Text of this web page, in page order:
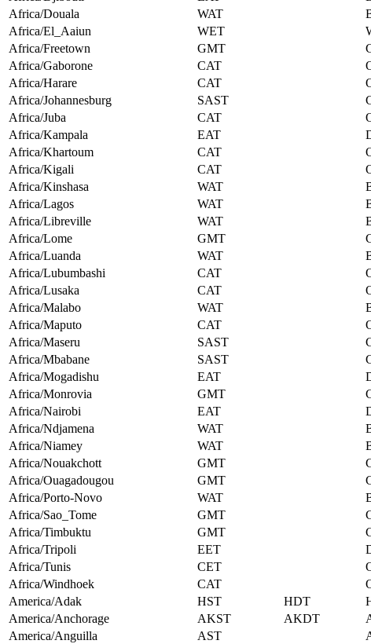
Africa/Douala
WAT
Africa/El_Aaiun
WET
Africa/Freetown
GMT
Africa/Gaborone
CAT
Africa/Harare
CAT
Africa/Johannesburg
SAST
Africa/Juba
CAT
Africa/Kampala
EAT
Africa/Khartoum
CAT
Africa/Kigali
CAT
Africa/Kinshasa
WAT
Africa/Lagos
WAT
Africa/Libreville
WAT
Africa/Lome
GMT
Africa/Luanda
WAT
Africa/Lubumbashi
CAT
Africa/Lusaka
CAT
Africa/Malabo
WAT
Africa/Maputo
CAT
Africa/Maseru
SAST
Africa/Mbabane
SAST
Africa/Mogadishu
EAT
Africa/Monrovia
GMT
Africa/Nairobi
EAT
Africa/Ndjamena
WAT
Africa/Niamey
WAT
Africa/Nouakchott
GMT
Africa/Ouagadougou
GMT
Africa/Porto-Novo
WAT
Africa/Sao_Tome
GMT
Africa/Timbuktu
GMT
Africa/Tripoli
EET
Africa/Tunis
CET
Africa/Windhoek
CAT
America/Adak
HST HDT
America/Anchorage
AKST AKDT
America/Anguilla
AST